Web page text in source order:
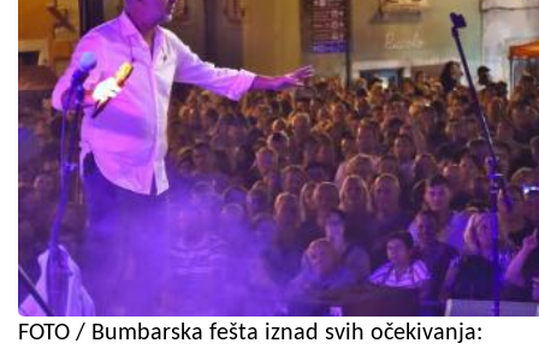
FOTO / Bumbarska fešta iznad svih očekivanja: